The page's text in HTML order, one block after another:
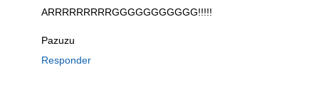
ARRRRRRRRRGGGGGGGGGGG!!!!!
Pazuzu
Responder